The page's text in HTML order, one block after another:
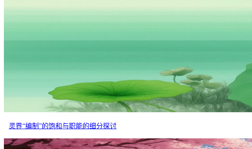
灵界“编制”的饱和与职能的细分探讨